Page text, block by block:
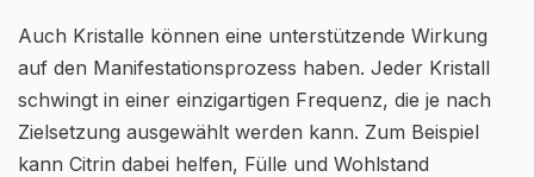
Auch Kristalle können eine unterstützende Wirkung
auf den Manifestationsprozess haben. Jeder Kristall
schwingt in einer einzigartigen Frequenz, die je nach
Zielsetzung ausgewählt werden kann. Zum Beispiel
kann Citrin dabei helfen, Fülle und Wohlstand